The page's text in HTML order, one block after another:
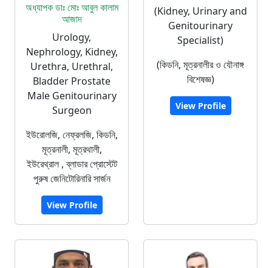
অধ্যাপক ডাঃ মোঃ আবুল কালাম
আজাদ
Urology,
Nephrology, Kidney,
Urethra, Urethral,
Bladder Prostate
Male Genitourinary
Surgeon
ইউরোলজি, নেফ্রলজি, কিডনি,
মূত্রনালী, মূত্রথালী,
ইউরেথ্রাল , ব্লাডার প্রোস্টেট
পুরুষ জেনিটোরিনারি সার্জন
View Profile
(Kidney, Urinary and
Genitourinary
Specialist)
(কিডনি, মূত্রনালীর ও যৌনাঙ্গ
বিশেষজ্ঞ)
View Profile